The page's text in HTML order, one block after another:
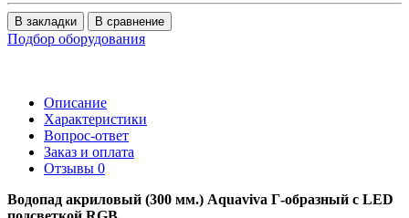
В закладки В сравнение
Подбор оборудования
Описание
Характеристики
Вопрос-ответ
Заказ и оплата
Отзывы 0
Водопад акриловый (300 мм.) Aquaviva Г-образный с LED